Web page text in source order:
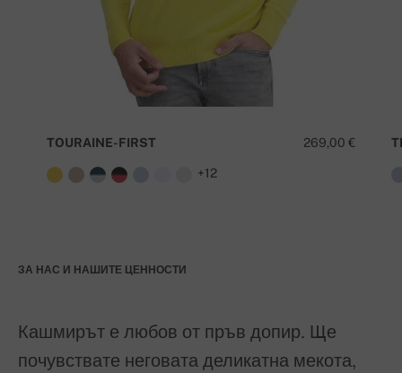
269,00 €
TOURAINE-FIRST
+12
ЗА НАС И НАШИТЕ ЦЕННОСТИ
Кашмирът е любов от пръв допир. Ще
почувствате неговата деликатна мекота,